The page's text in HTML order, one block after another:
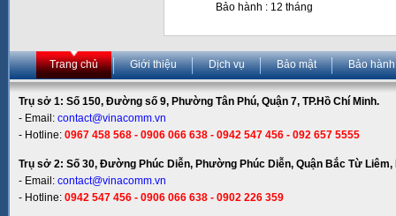
Bảo hành : 12 tháng
Trang chủ Giới thiệu Dịch vụ Bảo mật Bảo hành
Trụ sở 1: Số 150, Đường số 9, Phường Tân Phú, Quận 7, TP.Hồ Chí Minh.
- Email: contact@vinacomm.vn
- Hotline: 0967 458 568 - 0906 066 638 - 0942 547 456 - 092 657 5555
Trụ sở 2: Số 30, Đường Phúc Diễn, Phường Phúc Diễn, Quận Bắc Từ Liêm,
- Email: contact@vinacomm.vn
- Hotline: 0942 547 456 - 0906 066 638 - 0902 226 359